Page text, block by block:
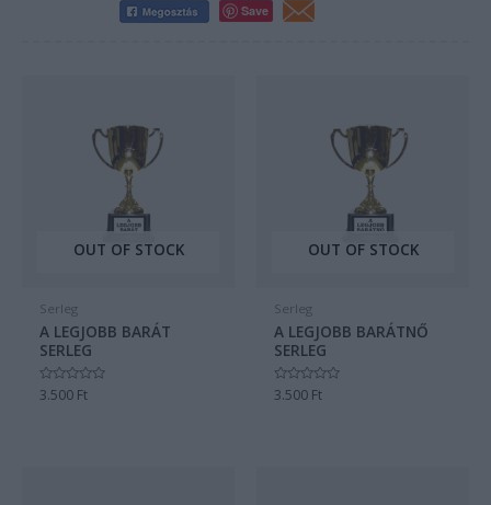
Save
OUT OF STOCK
Serleg
A LEGJOBB BARÁT
SERLEG
Értékelés:
03.500 Ft
OUT OF STOCK
Serleg
A LEGJOBB BARÁTNŐ
SERLEG
Értékelés:
03.500 Ft